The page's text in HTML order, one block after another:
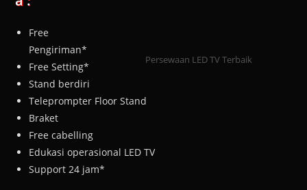
Persewaan LED TV Terbaik
Free
Pengiriman*
Free Setting*
Stand berdiri
Teleprompter Floor Stand
Braket
Free cabelling
Edukasi operasional LED TV
Support 24 jam*